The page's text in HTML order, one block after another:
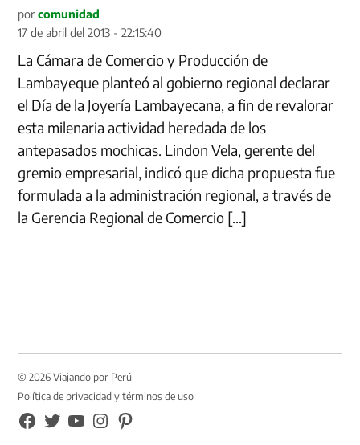
por comunidad
17 de abril del 2013 - 22:15:40
La Cámara de Comercio y Producción de
Lambayeque planteó al gobierno regional declarar
el Día de la Joyería Lambayecana, a fin de revalorar
esta milenaria actividad heredada de los
antepasados mochicas. Lindon Vela, gerente del
gremio empresarial, indicó que dicha propuesta fue
formulada a la administración regional, a través de
la Gerencia Regional de Comercio […]
© 2026 Viajando por Perú
Política de privacidad y términos de uso
FB
TW YouTubeInstagramPinterest